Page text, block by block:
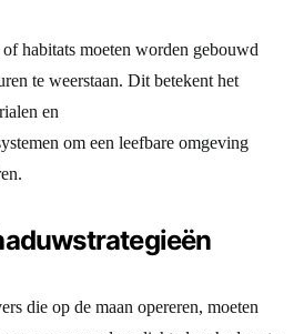
habitats moeten worden gebouwd
te weerstaan. Dit betekent het
en
om een leefbare omgeving
die op de maan opereren, moeten